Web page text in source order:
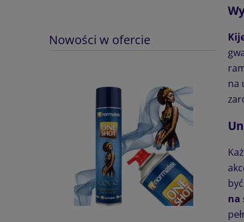
Nowości w ofercie
na
na